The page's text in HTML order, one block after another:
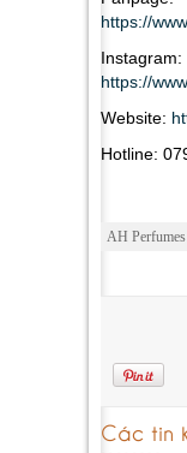
https://
Instagram:
https://
Website:
Hotline:
AH Perfumes
Các tin